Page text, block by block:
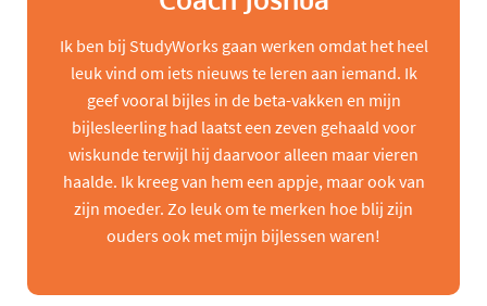
Ik ben bij StudyWorks gaan werken omdat het heel
leuk vind om iets nieuws te leren aan iemand. Ik
geef vooral bijles in de beta-vakken en mijn
bijlesleerling had laatst een zeven gehaald voor
wiskunde terwijl hij daarvoor alleen maar vieren
haalde. Ik kreeg van hem een appje, maar ook van
zijn moeder. Zo leuk om te merken hoe blij zijn
ouders ook met mijn bijlessen waren!